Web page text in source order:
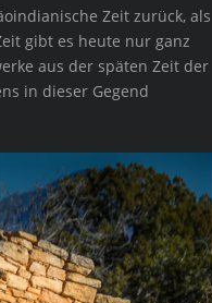
Zeit zurück, als
gibt es heute nur ganz
aus der späten Zeit der
in dieser Gegend